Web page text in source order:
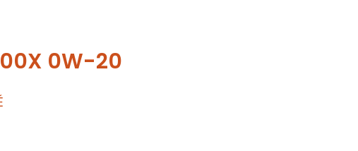
0W-20